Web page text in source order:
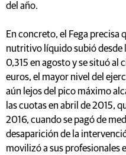
del año.
En concreto, el Fega precisa
nutritivo líquido subió desde
0,315 en agosto y se situó al
euros, el mayor nivel del
aún lejos del pico máximo
las cuotas en abril de 2015,
2016, cuando se pagó de
desaparición de la
movilizó a sus profesionales